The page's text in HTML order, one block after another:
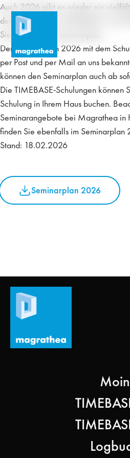
Auch 2026 gibt es wieder ein
den Programmen TIMEBASE 3 und
Sie im aktuellen Seminarplan.
Der Seminarplan 2026 mit dem
per Post und per Mail an uns
können den Seminarplan auch ab
Die TIMEBASE-Schulungen können
Schulung in Ihrem Haus buchen.
Seminarangebote bei Magrathea in
finden Sie ebenfalls im Seminarplan
Stand: 18.02.2026
Seminarplan 2026
Moin